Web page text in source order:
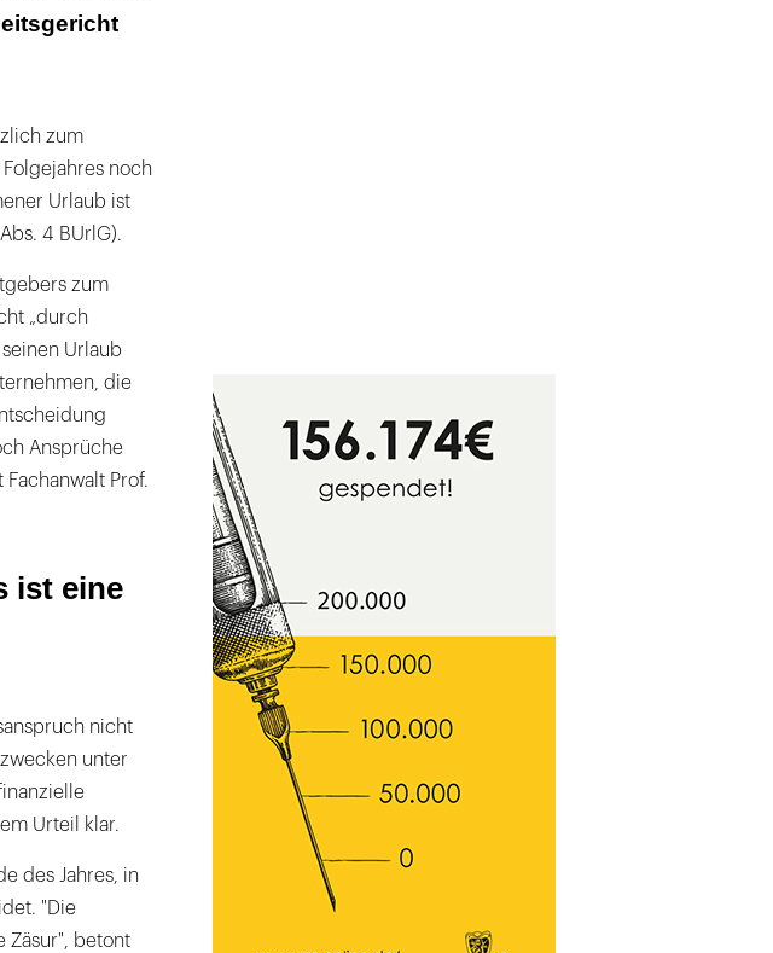
zum
noch
Urlaub ist
4 BUrlG).
zum
„durch
Urlaub
die
Ansprüche
Prof.
ist eine
nicht
unter
Urteil klar.
des Jahres, in
"Die
Zäsur", betont